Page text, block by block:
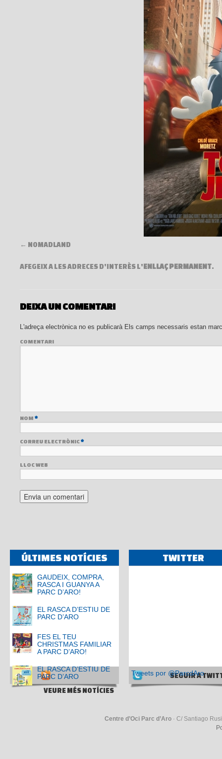
NOMADLAND
AFEGEIX A LES ADRECES D'INTERÈS L'ENLLAÇ PERMANENT.
DEIXA UN COMENTARI
L'adreça electrònica no es publicaràEls camps necessaris estan
COMENTARI
NOM *
CORREU ELECTRÒNIC*
LLOC WEB
ÚLTIMES NOTÍCIES
GAUDEIX, COMPRA,
RASCA I GUANYA A
PARC D’ARO!
EL RASCA D’ESTIU DE
PARC D’ARO
FES EL TEU
CHRISTMAS FAMILIAR
A PARC D’ARO!
EL RASCA D’ESTIU DE
PARC D’ARO
VEURE MÉS NOTÍCIES
TWITTER
Tweets por @ParcdAro
SEGUIR A
Centre d’Oci Parc d’Aro· C/ Santiago